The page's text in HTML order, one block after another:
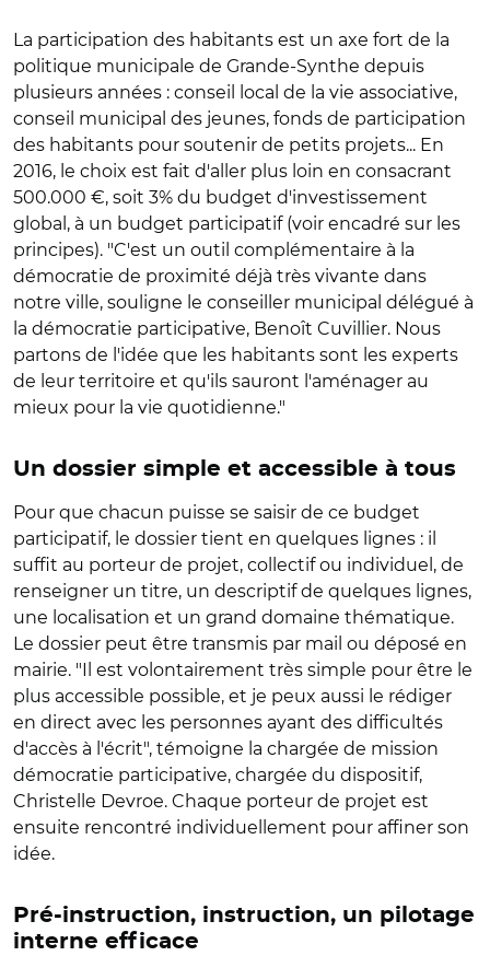
La participation des habitants est un axe fort de la
politique municipale de Grande-Synthe depuis
plusieurs années : conseil local de la vie associative,
conseil municipal des jeunes, fonds de participation
des habitants pour soutenir de petits projets... En
2016, le choix est fait d'aller plus loin en consacrant
500.000 €, soit 3% du budget d'investissement
global, à un budget participatif (voir encadré sur les
principes). "C'est un outil complémentaire à la
démocratie de proximité déjà très vivante dans
notre ville, souligne le conseiller municipal délégué à
la démocratie participative, Benoît Cuvillier. Nous
partons de l'idée que les habitants sont les experts
de leur territoire et qu'ils sauront l'aménager au
mieux pour la vie quotidienne."
Un dossier simple et accessible à tous
Pour que chacun puisse se saisir de ce budget
participatif, le dossier tient en quelques lignes : il
suffit au porteur de projet, collectif ou individuel, de
renseigner un titre, un descriptif de quelques lignes,
une localisation et un grand domaine thématique.
Le dossier peut être transmis par mail ou déposé en
mairie. "Il est volontairement très simple pour être le
plus accessible possible, et je peux aussi le rédiger
en direct avec les personnes ayant des difficultés
d'accès à l'écrit", témoigne la chargée de mission
démocratie participative, chargée du dispositif,
Christelle Devroe. Chaque porteur de projet est
ensuite rencontré individuellement pour affiner son
idée.
Pré-instruction, instruction, un pilotage
interne efficace